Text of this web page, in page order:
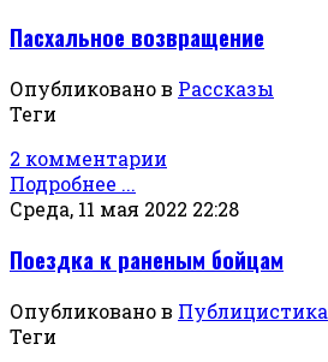
Пасхальное возвращение
Опубликовано в Рассказы
Теги
2 комментарии
Подробнее ...
Среда, 11 мая 2022 22:28
Поездка к раненым бойцам
Опубликовано в Публицистика
Теги